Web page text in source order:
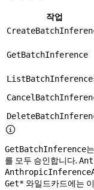
작업
GetBatchInference

GetBatchInference
를 모두 승인합니다.
Get*와일드카드에는